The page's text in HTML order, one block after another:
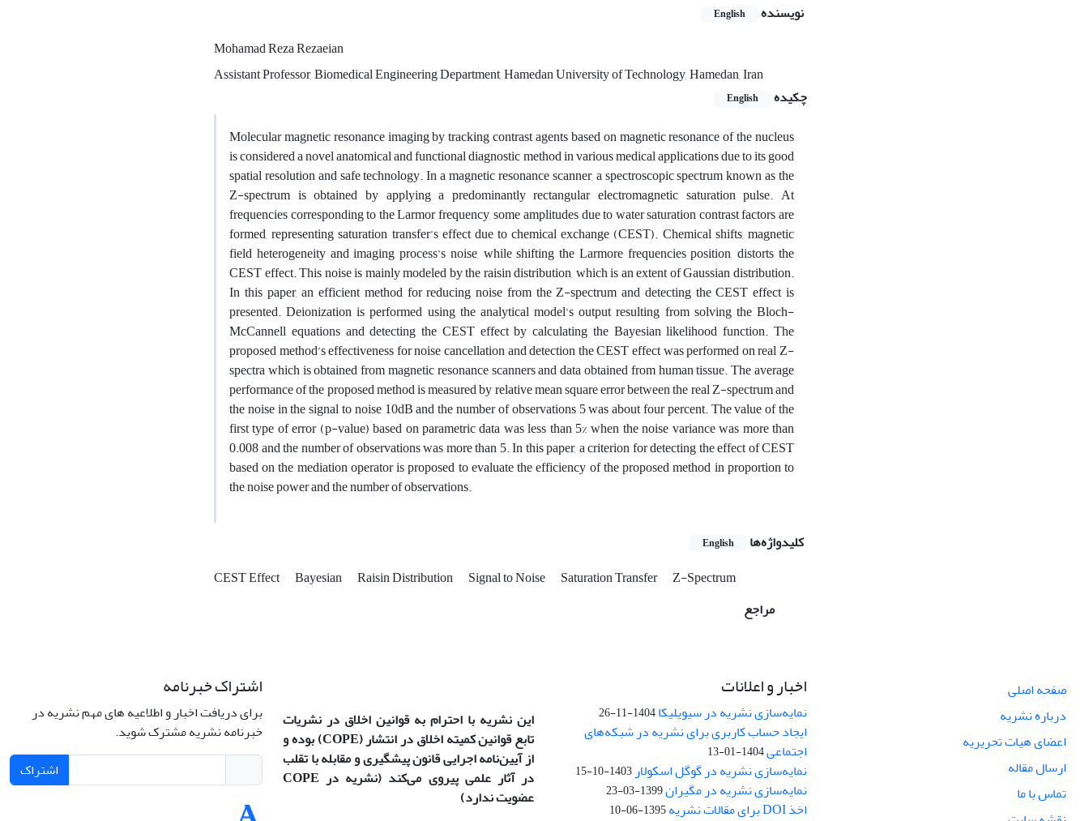
نویسنده English
Mohamad Reza Rezaeian
Assistant Professor, Biomedical Engineering Department, Hamedan University of Technology, Hamedan, Iran
چکیده
English
Molecular magnetic resonance imaging by tracking contrast agents based on magnetic resonance of the nucleus
is considered a novel anatomical and functional diagnostic method in various medical applications due to its good
spatial resolution and safe technology. In a magnetic resonance scanner, a spectroscopic spectrum known as the
Z-spectrum is obtained by applying a predominantly rectangular electromagnetic saturation pulse. At
frequencies corresponding to the Larmor frequency, some amplitudes due to water saturation contrast factors are
formed, representing saturation transfer’s effect due to chemical exchange (CEST). Chemical shifts, magnetic
field heterogeneity and imaging process’s noise, while shifting the Larmore frequencies position, distorts the
CEST effect. This noise is mainly modeled by the raisin distribution, which is an extent of Gaussian distribution.
In this paper, an efficient method for reducing noise from the Z-spectrum and detecting the CEST effect is
presented. Deionization is performed using the analytical model’s output resulting from solving the Bloch-
McCannell equations and detecting the CEST effect by calculating the Bayesian likelihood function. The
proposed method’s effectiveness for noise cancellation and detection the CEST effect was performed on real Z-
spectra which is obtained from magnetic resonance scanners and data obtained from human tissue. The average
performance of the proposed method is measured by relative mean square error between the real Z-spectrum and
the noise in the signal to noise 10dB and the number of observations 5 was about four percent. The value of the
first type of error (p-value) based on parametric data was less than 5% when the noise variance was more than
0.008 and the number of observations was more than 5. In this paper, a criterion for detecting the effect of CEST
based on the mediation operator is proposed to evaluate the efficiency of the proposed method in proportion to
the noise power and the number of observations.
کلیدواژه‌ها English
CEST Effect Bayesian Raisin Distribution Signal to Noise Saturation Transfer Z-Spectrum
مراجع
صفحه اصلی
درباره نشریه
اعضای هیات تحریریه
ارسال مقاله
تماس با ما
اخبار و اعلانات
نمایه‌سازی نشریه در سیویلیکا1404-11-26
ایجاد حساب کاربری برای نشریه در شبکه‌های
اجتماعی1404-01-13
نمایه‌سازی نشریه در گوگل اسکولار 1403-10-15
نمایه‌سازی نشریه در مگیران1399-03-23
اخذ DOI برای مقالات نشریه 1395-06-10
این نشریه با احترام به قوانین اخلاق در نشریات
تابع قوانین کمیته اخلاق در انتشار(COPE)بوده و
از آیین‌نامه اجرایی قانون پیشگیری و مقابله با تقلب
در آثار علمی پیروی می‌کند (نشریه در COPE
عضویت ندارد)
اشتراک خبرنامه
برای دریافت اخبار و اطلاعیه های مهم نشریه در
خبرنامه نشریه مشترک شوید.
اشتراک